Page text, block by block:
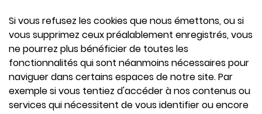
Si vous refusez les cookies que nous émettons, ou si
vous supprimez ceux préalablement enregistrés, vous
ne pourrez plus bénéficier de toutes les
fonctionnalités qui sont néanmoins nécessaires pour
naviguer dans certains espaces de notre site. Par
exemple si vous tentiez d'accéder à nos contenus ou
services qui nécessitent de vous identifier ou encore